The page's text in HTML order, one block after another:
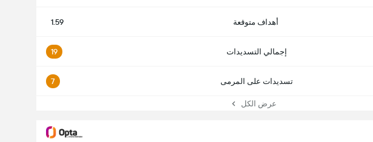
أهداف متوقعة 1.59
إجمالي التسديدات 19
تسديدات على المرمى 7
عرض الكل